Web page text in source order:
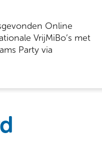
Online
VrijMiBo’s met
Party via